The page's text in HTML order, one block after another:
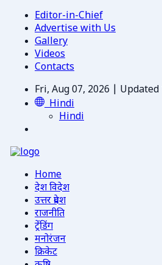
Editor-in-Chief
Advertise with Us
Gallery
Videos
Contacts
Fri, Aug 07, 2026 | Updated
Hindi
Hindi
Home
देश विदेश
उत्तर प्रदेश
राजनीति
ट्रेंडिंग
मनोरंजन
क्रिकेट